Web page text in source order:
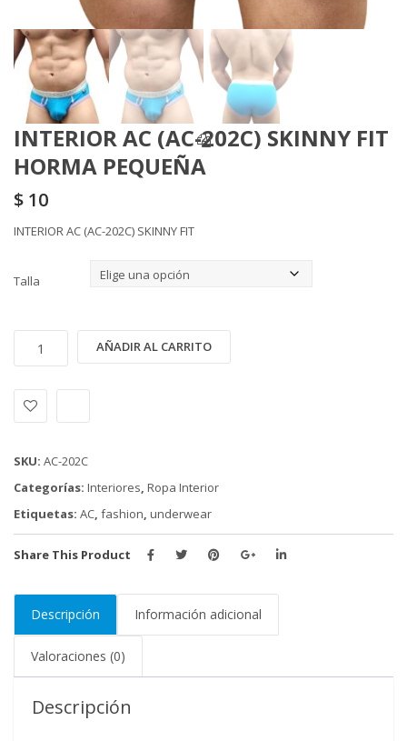
INTERIOR AC (AC-202C) SKINNY FIT
HORMA PEQUEÑA
$ 10
INTERIOR AC (AC-202C) SKINNY FIT
Talla
AC
202C)
SKINNY
HORMA
PEQUEÑA
cantidad
AÑADIR AL CARRITO
SKU: AC-202C
Categorías: Interiores, Ropa Interior
Etiquetas: AC, fashion, underwear
Share This Product
Descripción Información adicional
Valoraciones (0)
Descripción